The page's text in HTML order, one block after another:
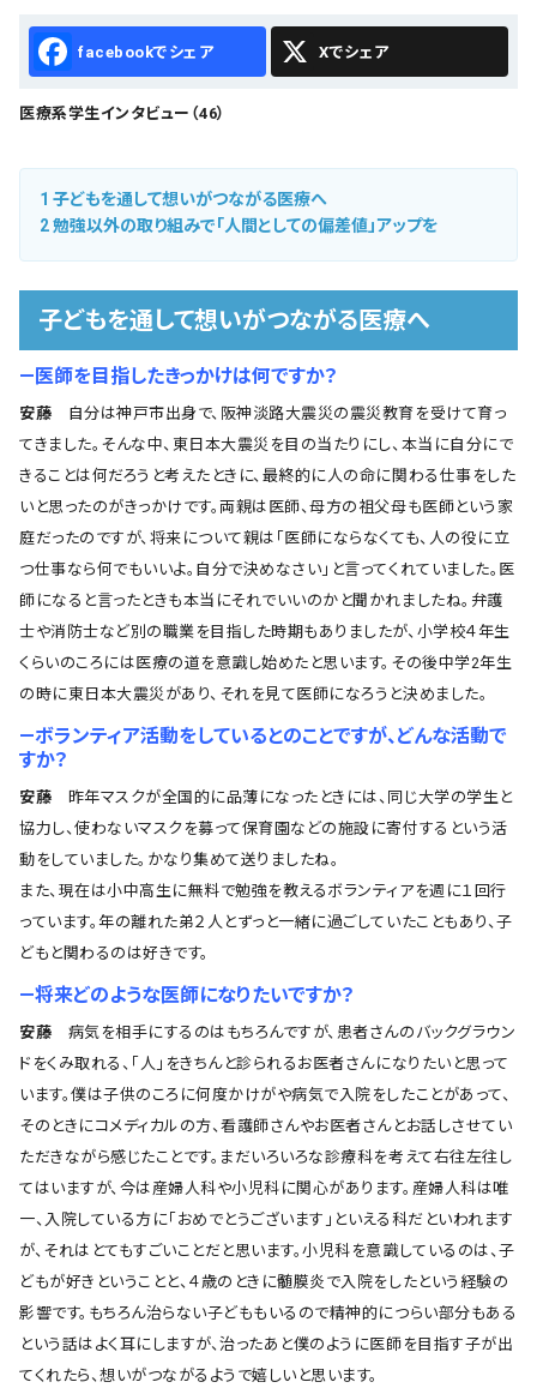
Facebook X
医療系学生インタビュー（46）
1 子どもを通して想いがつながる医療へ
2勉強以外の取り組みで「人間としての偏差値」アップを
子どもを通して想いがつながる医療へ
―医師を目指したきっかけは何ですか？
安藤 自分は神戸市出身で、阪神淡路大震災の震災教育を受けて育っ
てきました。そんな中、東日本大震災を目の当たりにし、本当に自分にで
きることは何だろうと考えたときに、最終的に人の命に関わる仕事をした
いと思ったのがきっかけです。両親は医師、母方の祖父母も医師という家
庭だったのですが、将来について親は「医師にならなくても、人の役に立
つ仕事なら何でもいいよ。自分で決めなさい」と言ってくれていました。医
師になると言ったときも本当にそれでいいのかと聞かれましたね。弁護
士や消防士など別の職業を目指した時期もありましたが、小学校４年生
くらいのころには医療の道を意識し始めたと思います。その後中学2年生
の時に東日本大震災があり、それを見て医師になろうと決めました。
―ボランティア活動をしているとのことですが、どんな活動で
すか？
安藤 昨年マスクが全国的に品薄になったときには、同じ大学の学生と
協力し、使わないマスクを募って保育園などの施設に寄付するという活
動をしていました。かなり集めて送りましたね。
また、現在は小中高生に無料で勉強を教えるボランティアを週に１回行
っています。年の離れた弟２人とずっと一緒に過ごしていたこともあり、子
どもと関わるのは好きです。
―将来どのような医師になりたいですか？
安藤 病気を相手にするのはもちろんですが、患者さんのバックグラウン
ドをくみ取れる、「人」をきちんと診られるお医者さんになりたいと思って
います。僕は子供のころに何度かけがや病気で入院をしたことがあって、
そのときにコメディカルの方、看護師さんやお医者さんとお話しさせてい
ただきながら感じたことです。まだいろいろな診療科を考えて右往左往し
てはいますが、今は産婦人科や小児科に関心があります。産婦人科は唯
一、入院している方に「おめでとうございます」といえる科だといわれます
が、それはとてもすごいことだと思います。小児科を意識しているのは、子
どもが好きということと、４歳のときに髄膜炎で入院をしたという経験の
影響です。もちろん治らない子どももいるので精神的につらい部分もある
という話はよく耳にしますが、治ったあと僕のように医師を目指す子が出
てくれたら、想いがつながるようで嬉しいと思います。